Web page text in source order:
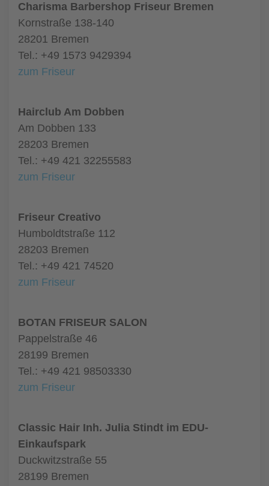
Charisma Barbershop Friseur Bremen
Kornstraße 138-140
28201 Bremen
Tel.: +49 1573 9429394
zum Friseur
Hairclub Am Dobben
Am Dobben 133
28203 Bremen
Tel.: +49 421 32255583
zum Friseur
Friseur Creativo
Humboldtstraße 112
28203 Bremen
Tel.: +49 421 74520
zum Friseur
BOTAN FRISEUR SALON
Pappelstraße 46
28199 Bremen
Tel.: +49 421 98503330
zum Friseur
Classic Hair Inh. Julia Stindt im EDU-
Einkaufspark
Duckwitzstraße 55
28199 Bremen